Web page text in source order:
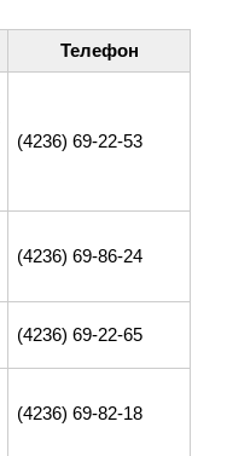
Телефон
(4236) 69-22-53
(4236) 69-86-24
(4236) 69-22-65
(4236) 69-82-18